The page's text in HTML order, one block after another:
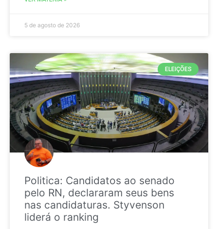
5 de agosto de 2026
ELEIÇÕES
Politica: Candidatos ao senado
pelo RN, declararam seus bens
nas candidaturas. Styvenson
liderá o ranking